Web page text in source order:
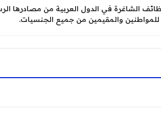
الشاغرة في الدول العربية من مصادرها
والمقيمين من جميع الجنسيات.